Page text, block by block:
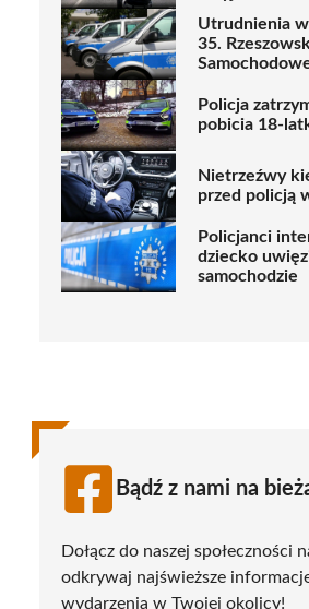
Utrudnienia
35.
Policja
pobicia 18-
Nietrzeźwy
przed policją
Policjanci
dziecko
samochodzie
Bądź z nami na
Dołącz do naszej społeczności
odkrywaj najświeższe
wydarzenia w Twojej okolicy!